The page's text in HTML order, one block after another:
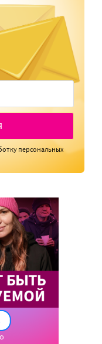
персональных